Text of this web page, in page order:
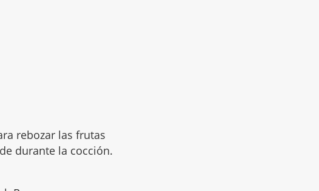
rebozar las frutas
durante la cocción.